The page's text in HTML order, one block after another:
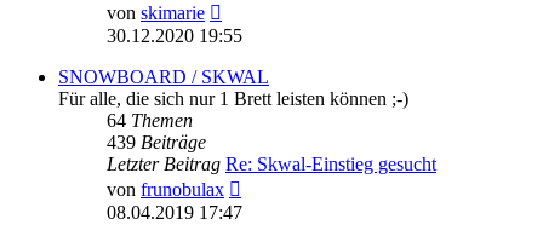
von skimarie
Beitrag
30.12.2020 19:55
SNOWBOARD / SKWAL
Für alle, die sich nur 1 Brett leisten können ;-)
64 Themen
439 Beiträge
Letzter Beitrag Re: Skwal-Einstieg gesucht
von frunobulax
Beitrag
08.04.2019 17:47